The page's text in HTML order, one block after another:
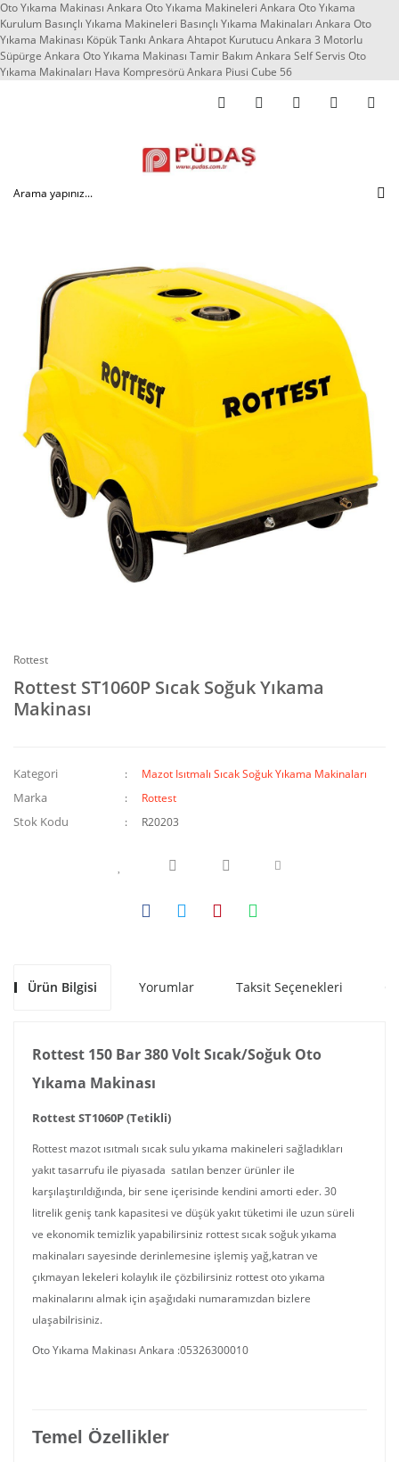
Oto Yıkama Makinası Ankara Oto Yıkama Makineleri Ankara Oto Yıkama
Kurulum Basınçlı Yıkama Makineleri Basınçlı Yıkama Makinaları Ankara Oto
Yıkama Makinası Köpük Tankı Ankara Ahtapot Kurutucu Ankara 3 Motorlu
Süpürge Ankara Oto Yıkama Makinası Tamir Bakım Ankara Self Servis Oto
Yıkama Makinaları Hava Kompresörü Ankara Piusi Cube 56
Rottest
Rottest ST1060P Sıcak Soğuk Yıkama
Makinası
Kategori Mazot Isıtmalı Sıcak Soğuk Yıkama Makinaları
Marka Rottest
Stok Kodu R20203
Ürün Bilgisi Yorumlar Taksit Seçenekleri
Rottest 150 Bar 380 Volt Sıcak/Soğuk Oto
Yıkama Makinası
Rottest ST1060P (Tetikli)
Rottest mazot ısıtmalı sıcak sulu yıkama makineleri sağladıkları
yakıt tasarrufu ile piyasada satılan benzer ürünler ile
karşılaştırıldığında, bir sene içerisinde kendini amorti eder. 30
litrelik geniş tank kapasitesi ve düşük yakıt tüketimi ile uzun süreli
ve ekonomik temizlik yapabilirsiniz rottest sıcak soğuk yıkama
makinaları sayesinde derinlemesine işlemiş yağ,katran ve
çıkmayan lekeleri kolaylık ile çözbilirsiniz rottest oto yıkama
makinalarını almak için aşağıdaki numaramızdan bizlere
ulaşabilrisiniz.
Oto Yıkama Makinası Ankara :05326300010
Temel Özellikler